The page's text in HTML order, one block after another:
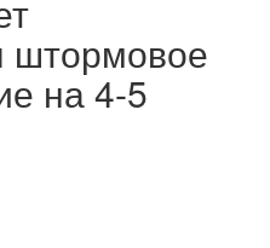
штормовое
на 4-5